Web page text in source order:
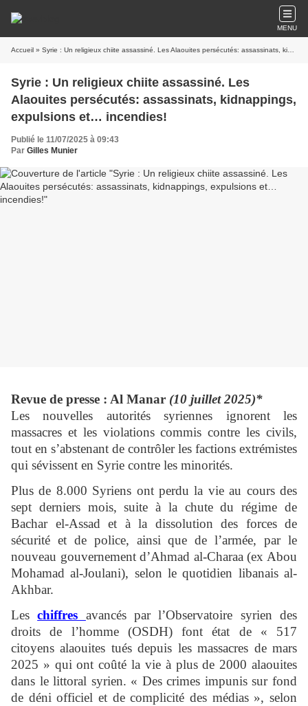
MENU
Accueil » Syrie : Un religieux chiite assassiné. Les Alaouites persécutés: assassinats, kidnappings, expulsions et… incendies!
Syrie : Un religieux chiite assassiné. Les
Alaouites persécutés: assassinats, kidnappings,
expulsions et… incendies!
Publié le 11/07/2025 à 09:43
Par Gilles Munier
Revue de presse : Al Manar (10 juillet 2025)*
Les nouvelles autorités syriennes ignorent les
massacres et les violations commis contre les civils,
tout en s’abstenant de contrôler les factions extrémistes
qui sévissent en Syrie contre les minorités.
Plus de 8.000 Syriens ont perdu la vie au cours des
sept derniers mois, suite à la chute du régime de
Bachar el-Assad et à la dissolution des forces de
sécurité et de police, ainsi que de l’armée, par le
nouveau gouvernement d’Ahmad al-Charaa (ex Abou
Mohamad al-Joulani), selon le quotidien libanais al-
Akhbar.
Leschiffres avancés par l’Observatoire syrien des
droits de l’homme (OSDH) font état de « 517
citoyens alaouites tués depuis les massacres de mars
2025 » qui ont coûté la vie à plus de 2000 alaouites
dans le littoral syrien. « Des crimes impunis sur fond
de déni officiel et de complicité des médias », selon